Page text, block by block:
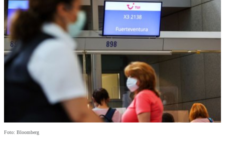
Foto: Bloomberg